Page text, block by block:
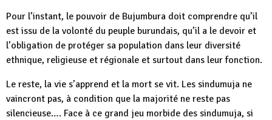
Pour l’instant, le pouvoir de Bujumbura doit comprendre qu’il
est issu de la volonté du peuple burundais, qu’il a le devoir et
l’obligation de protéger sa population dans leur diversité
ethnique, religieuse et régionale et surtout dans leur fonction.
Le reste, la vie s’apprend et la mort se vit. Les sindumuja ne
vaincront pas, à condition que la majorité ne reste pas
silencieuse…. Face à ce grand jeu morbide des sindumuja, si